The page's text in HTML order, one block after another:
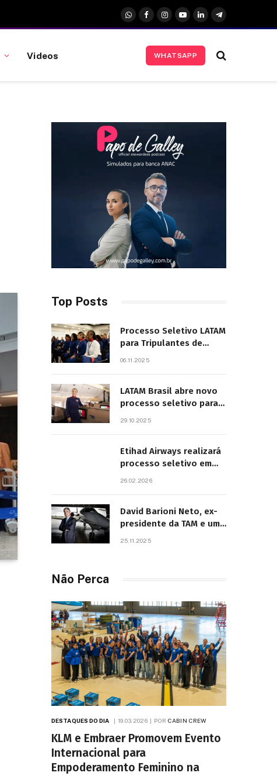
WhatsApp
FacebookInstagram
YouTubeLinkedInTelegrama
Videos WHATSAPP
Top Posts
Processo Seletivo LATAM
para Tripulantes de
06.11.2025
LATAM Brasil abre novo
processo seletivo para
29.10.2025
Etihad Airways realizará
processo seletivo em
26.02.2026
David Barioni Neto, ex-
presidente da TAM e um
25.11.2025
Não Perca
DESTAQUES DO DIA 19.03.2026 POR CABIN CREW
KLM e Embraer Promovem Evento
Internacional para
Empoderamento Feminino na